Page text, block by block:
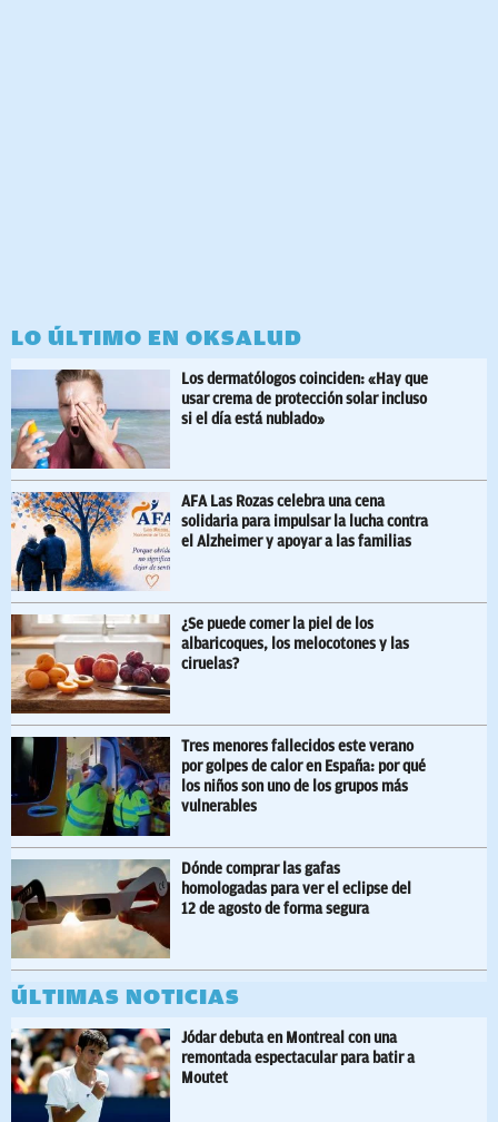
LO ÚLTIMO EN OKSALUD
Los dermatólogos coinciden: «Hay que
usar crema de protección solar incluso
si el día está nublado»
AFA Las Rozas celebra una cena
solidaria para impulsar la lucha contra
el Alzheimer y apoyar a las familias
¿Se puede comer la piel de los
albaricoques, los melocotones y las
ciruelas?
Tres menores fallecidos este verano
por golpes de calor en España: por qué
los niños son uno de los grupos más
vulnerables
Dónde comprar las gafas
homologadas para ver el eclipse del
12 de agosto de forma segura
ÚLTIMAS NOTICIAS
Jódar debuta en Montreal con una
remontada espectacular para batir a
Moutet